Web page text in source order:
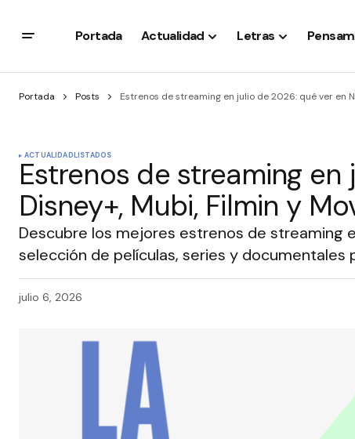
Portada Actualidad Letras
Portada Posts Estrenos de streaming en julio de 2026: qué ver en
ACTUALIDADLISTADOS
Estrenos de streaming
Disney+, Mubi, Filmin y
Descubre los mejores estrenos de streaming
selección de películas, series y documentales
julio 6, 2026